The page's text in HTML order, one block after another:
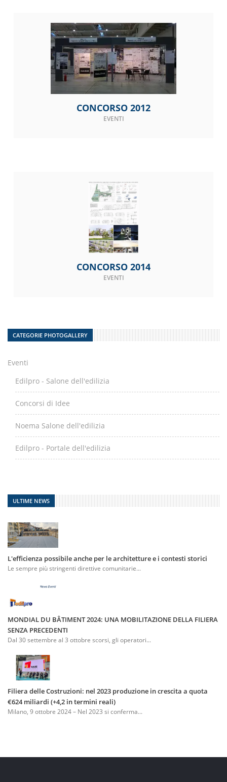
CONCORSO 2012
EVENTI
CONCORSO 2014
EVENTI
CATEGORIE PHOTOGALLERY
Eventi
Edilpro - Salone dell'edilizia
Concorsi di Idee
Noema Salone dell'edilizia
Edilpro - Portale dell'edilizia
ULTIME NEWS
L'efficienza possibile anche per le architetture e i contesti storici
Le sempre più stringenti direttive comunitarie...
MONDIAL DU BÂTIMENT 2024: UNA MOBILITAZIONE DELLA FILIERA
SENZA PRECEDENTI
Dal 30 settembre al 3 ottobre scorsi, gli operatori...
Filiera delle Costruzioni: nel 2023 produzione in crescita a quota
€624 miliardi (+4,2 in termini reali)
Milano, 9 ottobre 2024 – Nel 2023 si conferma...